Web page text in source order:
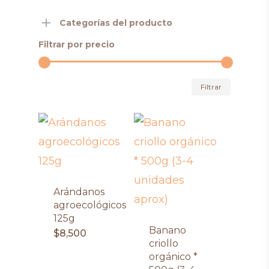
Categorías del producto
Filtrar por precio
Filtrar
Arándanos
agroecológicos
125g
$8,500
Banano
criollo
orgánico *